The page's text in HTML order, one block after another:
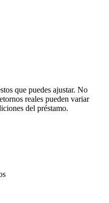
que puedes ajustar. No
reales pueden variar
del préstamo.